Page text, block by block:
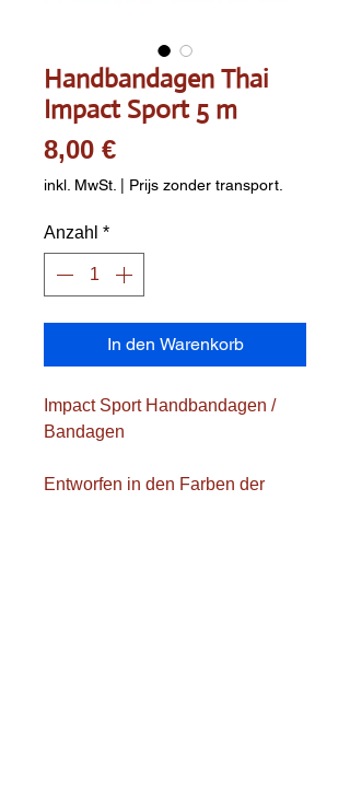
Handbandagen Thai
Impact Sport 5 m
8,00 €Preis
inkl. MwSt. | Prijs zonder transport.
Anzahl *
In den Warenkorb
Impact Sport Handbandagen /
Bandagen
Entworfen in den Farben der